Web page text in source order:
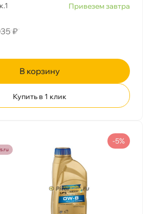
Привезем завтра
₽
корзину
Купить в 1 клик
-5%